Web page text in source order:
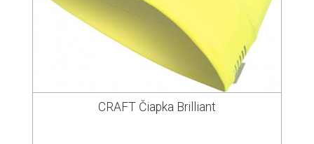
CRAFT Čiapka Brilliant